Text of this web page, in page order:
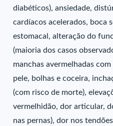
diabéticos), ansiedade,
cardíacos acelerados, boca
estomacal, alteração do
(maioria dos casos
manchas avermelhadas
pele, bolhas e coceira,
(com risco de morte),
vermelhidão, dor articular,
nas pernas), dor nos